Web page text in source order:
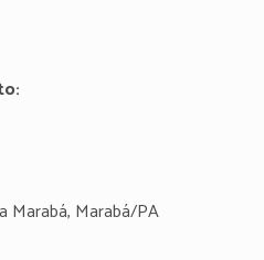
Marabá, Marabá/PA